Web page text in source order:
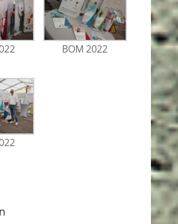
BOM 2022